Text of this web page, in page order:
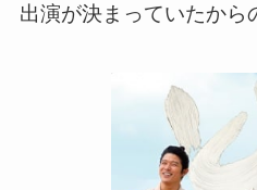
出演が決まっていたから